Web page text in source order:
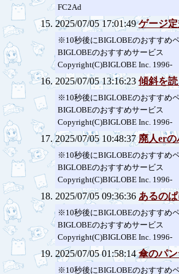
FC2Ad
2025/07/05 17:01:49 ゲージ
※10秒後にBIGLOBEのおすすめ
BIGLOBEのおすすめサービス
Copyright(C)BIGLOBE Inc. 1996-
2025/07/05 13:16:23 傾斜を
※10秒後にBIGLOBEのおすすめ
BIGLOBEのおすすめサービス
Copyright(C)BIGLOBE Inc. 1996-
2025/07/05 10:48:37 廃人er
※10秒後にBIGLOBEのおすすめ
BIGLOBEのおすすめサービス
Copyright(C)BIGLOBE Inc. 1996-
2025/07/05 09:36:36 あるの
※10秒後にBIGLOBEのおすすめ
BIGLOBEのおすすめサービス
Copyright(C)BIGLOBE Inc. 1996-
2025/07/05 01:58:14 傘のパ
※10秒後にBIGLOBEのおすすめ